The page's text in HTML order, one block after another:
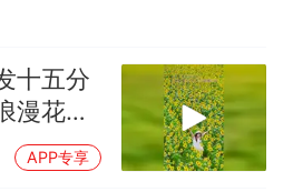
十五分
漫花
就是天
日葵盛
APP专享